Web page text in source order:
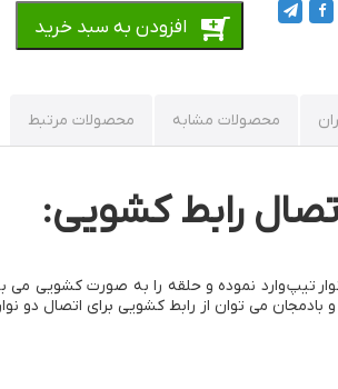
افزودن به سبد خرید
محصولات مشابه محصولات مرتبط
رابط کشویی:
تیپ وارد نموده و حلقه را به صورت کشویی می
می توان از رابط کشویی برای اتصال دو